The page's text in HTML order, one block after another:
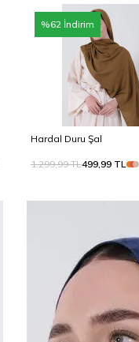
%62 İndirim
Hardal Duru Şal
1.299,99TL499,99 TL